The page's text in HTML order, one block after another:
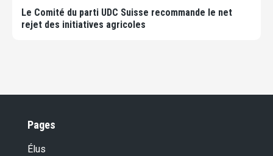
Le Comité du parti UDC Suisse recommande le net
rejet des initiatives agricoles
Pages
Élus